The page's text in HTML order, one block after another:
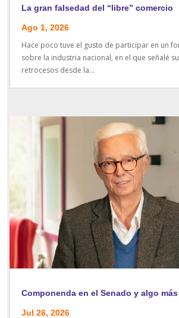
La gran falsedad del “libre” comercio
Ago 1, 2026
Hace poco tuve el gusto de participar en un
sobre la industria nacional, en el que señalé
retrocesos desde la...
Componenda en el Senado y algo más
Jul 26, 2026